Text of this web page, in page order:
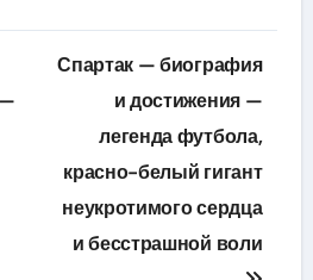
Спартак — биография
и достижения —
легенда футбола,
красно-белый гигант
неукротимого сердца
и бесстрашной воли